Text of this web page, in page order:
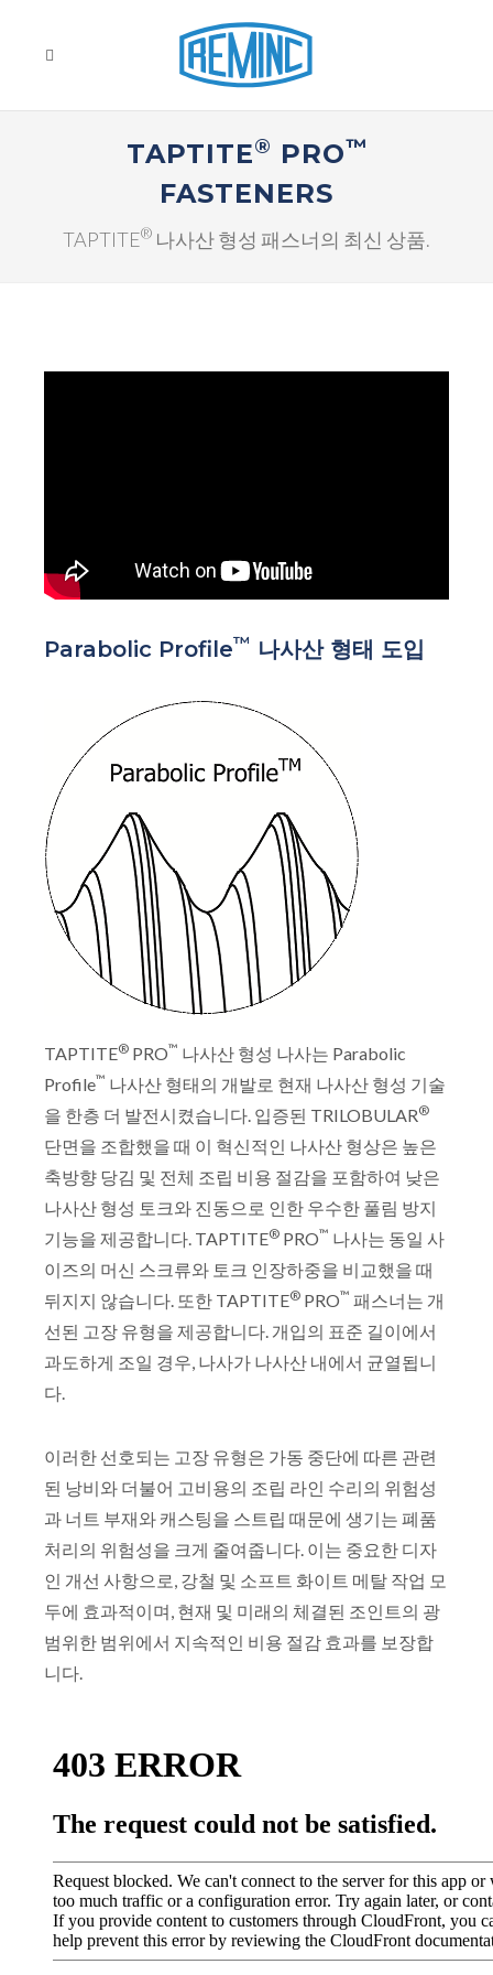
TAPTITE® PRO™
FASTENERS
TAPTITE® 나사산 형성 패스너의 최신 상품.
Parabolic Profile™ 나사산 형태 도입
TAPTITE® PRO™ 나사산 형성 나사는 Parabolic
Profile™ 나사산 형태의 개발로 현재 나사산 형성 기술
을 한층 더 발전시켰습니다. 입증된 TRILOBULAR®
단면을 조합했을 때 이 혁신적인 나사산 형상은 높은
축방향 당김 및 전체 조립 비용 절감을 포함하여 낮은
나사산 형성 토크와 진동으로 인한 우수한 풀림 방지
기능을 제공합니다. TAPTITE® PRO™ 나사는 동일 사
이즈의 머신 스크류와 토크 인장하중을 비교했을 때
뒤지지 않습니다. 또한 TAPTITE® PRO™ 패스너는 개
선된 고장 유형을 제공합니다. 개입의 표준 길이에서
과도하게 조일 경우, 나사가 나사산 내에서 균열됩니
다.
이러한 선호되는 고장 유형은 가동 중단에 따른 관련
된 낭비와 더불어 고비용의 조립 라인 수리의 위험성
과 너트 부재와 캐스팅을 스트립 때문에 생기는 폐품
처리의 위험성을 크게 줄여줍니다. 이는 중요한 디자
인 개선 사항으로, 강철 및 소프트 화이트 메탈 작업 모
두에 효과적이며, 현재 및 미래의 체결된 조인트의 광
범위한 범위에서 지속적인 비용 절감 효과를 보장합
니다.